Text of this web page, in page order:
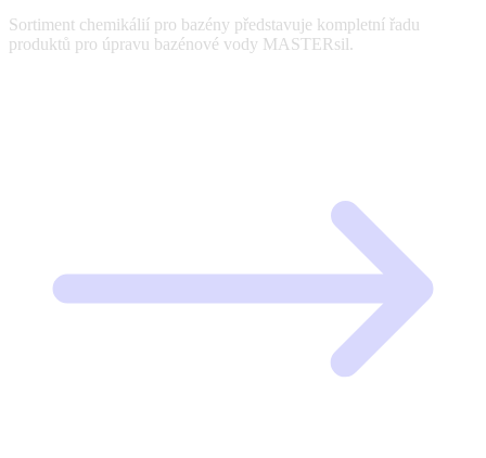
Sortiment chemikálií pro bazény představuje kompletní řadu
produktů pro úpravu bazénové vody MASTERsil.